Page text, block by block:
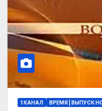
1 КАНАЛ ВРЕМЯ | ВЫПУСК